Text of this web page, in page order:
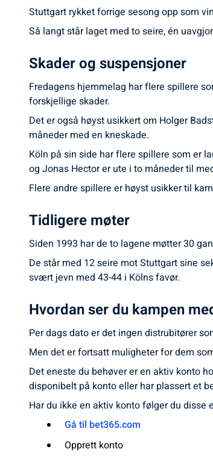
Stuttgart rykket forrige sesong opp som
Så langt står laget med to seire, én
Skader og suspensjoner
Fredagens hjemmelag har flere spillere
forskjellige skader.
Det er også høyst usikkert om Holger
måneder med en kneskade.
Köln på sin side har flere spillere som er
og Jonas Hector er ute i to måneder til
Flere andre spillere er høyst usikker til
Tidligere møter
Siden 1993 har de to lagene møtter 30
De står med 12 seire mot Stuttgart sine
svært jevn med 43-44 i Kölns favør.
Hvordan ser du kampen
Per dags dato er det ingen distrubitører
Men det er fortsatt muligheter for dem
Det eneste du behøver er en aktiv konto
disponibelt på konto eller har plassert et
Har du ikke en aktiv konto følger du disse
Gå til bet365.com
Opprett konto